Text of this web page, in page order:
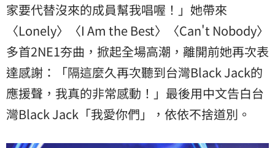
家要代替沒來的成員幫我唱喔！」她帶來
〈Lonely〉〈I Am the Best〉〈Can't Nobody〉
多首2NE1夯曲，掀起全場高潮，離開前她再次表
達感謝：「隔這麼久再次聽到台灣Black Jack的
應援聲，我真的非常感動！」最後用中文告白台
灣Black Jack「我愛你們」，依依不捨道別。